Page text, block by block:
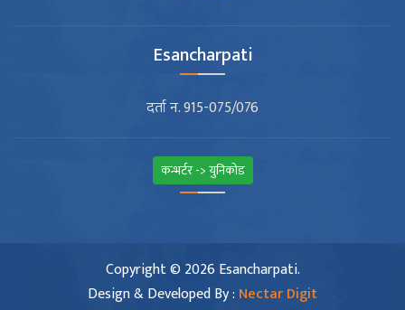
Esancharpati
दर्ता न. 915-075/076
कन्भर्टर -> युनिकोड
Copyright © 2026 Esancharpati.
Design & Developed By : Nectar Digit